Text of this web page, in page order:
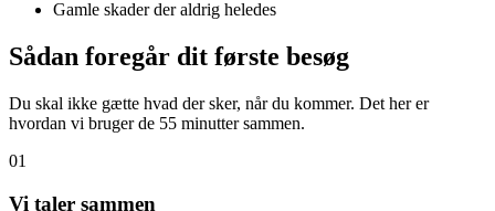
Gamle skader der aldrig heledes
Sådan foregår dit første besøg
Du skal ikke gætte hvad der sker, når du kommer. Det her er
hvordan vi bruger de 55 minutter sammen.
01
Vi taler sammen